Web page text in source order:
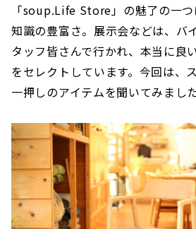
「soup.Life Store」の魅了の一
知識の豊富さ。展示会などは、バ
タッフ皆さんで行かれ、本当に良
をセレクトしています。今回は、
一押しのアイテムを聞いてみました